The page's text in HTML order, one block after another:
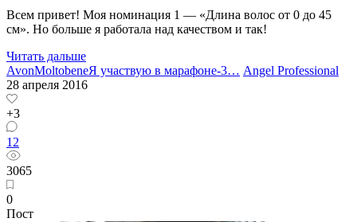
Всем привет! Моя номинация 1 — «Длина волос от 0 до 45
см». Но больше я работала над качеством и так!
Читать дальше
AvonMoltobeneЯ участвую в марафоне-3… Angel Professional
28 апреля 2016
+3
12
3065
0
Пост